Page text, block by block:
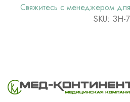
Свяжитесь с менеджером для
SKU: ЗН-